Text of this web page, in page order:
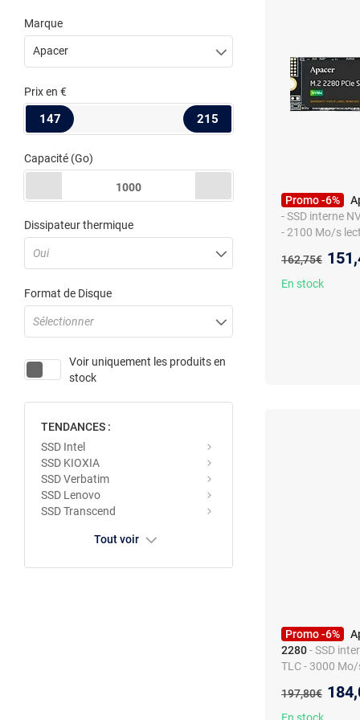
Marque
Apacer
Prixen €
147 215
Capacité (Go)
1000
Dissipateur thermique
Oui
Format de Disque
Sélectionner
Voir uniquement les produits en
stock
TENDANCES :
SSD Intel
SSD KIOXIA
SSD Verbatim
SSD Lenovo
SSD Transcend
Tout voir
Promo -6%
- SSD interne
- 2100 Mo/s
Ancien prix :
162,75€
En stock
Promo -6%
2280- SSD
TLC - 3000
Ancien prix :
197,80€